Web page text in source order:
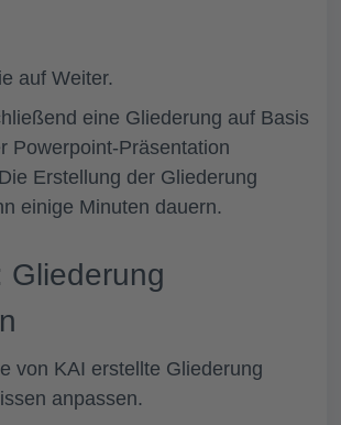
auf Weiter.
eine Gliederung auf Basis
Powerpoint-Präsentation
Erstellung der Gliederung
einige Minuten dauern.
Gliederung
von KAI erstellte Gliederung
anpassen.